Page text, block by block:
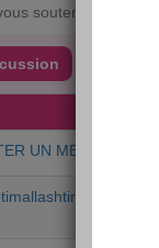
soutenir pour
UN MESSAGE
vaqt